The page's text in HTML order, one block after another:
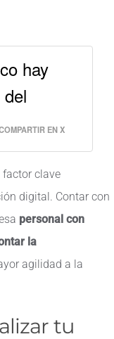
hay
EN X
factor clave
digital. Contar con
personal con
la
agilidad a la
tu